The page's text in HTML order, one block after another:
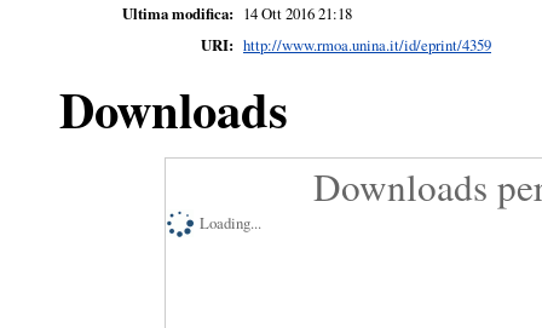
Ultima modifica: 14 Ott 2016 21:18
URI: http://www.rmoa.unina.it/id/eprint/4359
Downloads
Downloads
Loading...